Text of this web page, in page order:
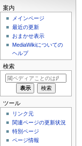
案内
メインページ
最近の更新
おまかせ表示
MediaWikiについての
ヘルプ
検索
ツール
リンク元
関連ページの更新状況
特別ページ
ページ情報